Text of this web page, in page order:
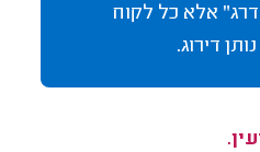
אלא כל לקוח
דירוג.